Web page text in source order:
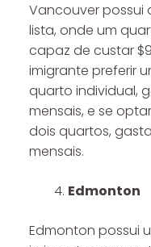
Vancouver
lista, onde um
capaz de custar
imigrante preferir
quarto individual,
mensais, e se
dois quartos,
mensais.
Edmonton
Edmonton possui